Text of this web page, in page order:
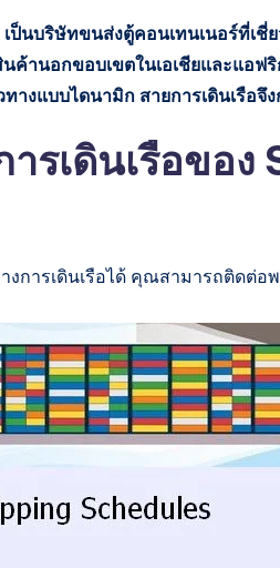
นบริษัทขนส่งตู้คอนเทนเนอร์ที่เ
ค้านอกขอบเขตในเอเชียและแอ
างแบบไดนามิก สายการเดินเรือจึ
ารเดินเรือขอ
งการเดินเรือได้ คุณสามารถติดต่อ